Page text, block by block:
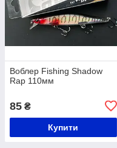
Воблер Fishing Shadow
Rap 110мм
85 ₴
Купити